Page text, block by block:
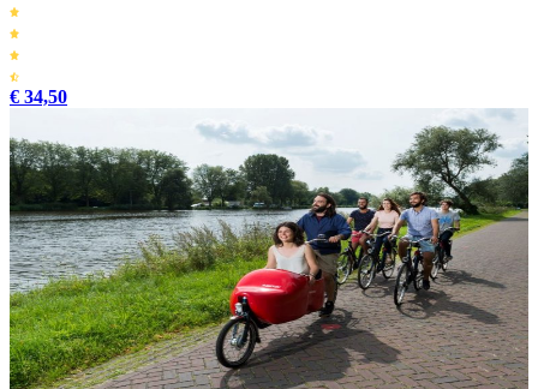
€ 34,50